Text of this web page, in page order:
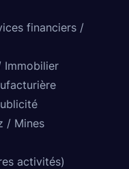
financiers /
Immobilier
/ Mines
activités)